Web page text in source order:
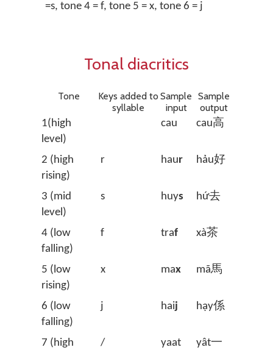
=s, tone 4 = f, tone 5 = x, tone 6 = j
Tonal diacritics
Tone
Keys added to
syllable
Sample
input
Sample
output
1(high
level)
cau cau高
2 (high
rising)
r haur hảu好
3 (mid
level)
s huys hứ去
4 (low
falling)
f traf xà茶
5 (low
rising)
x max mã馬
6 (low
falling)
j haij hạy係
7 (high
/ yaat yât一